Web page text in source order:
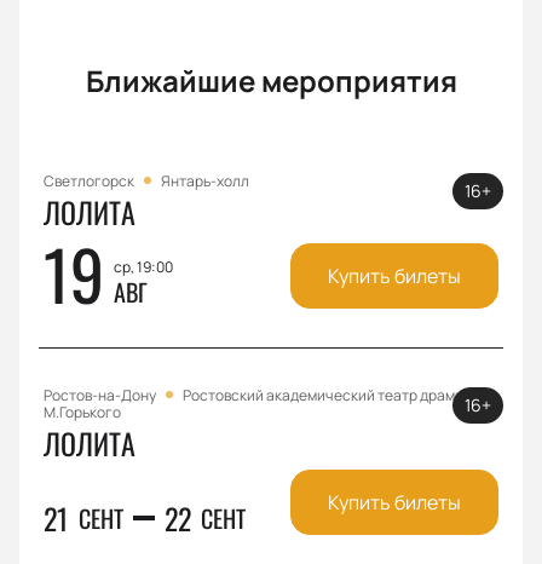
Ближайшие мероприятия
Светлогорск Янтарь-холл
ЛОЛИТА
19 ср, 19:00
АВГ
16+
Купить билеты
Ростов-на-Дону
Ростовский академический театр драмы им.
М.Горького
ЛОЛИТА
21 СЕНТ 22 СЕНТ
16+
Купить билеты